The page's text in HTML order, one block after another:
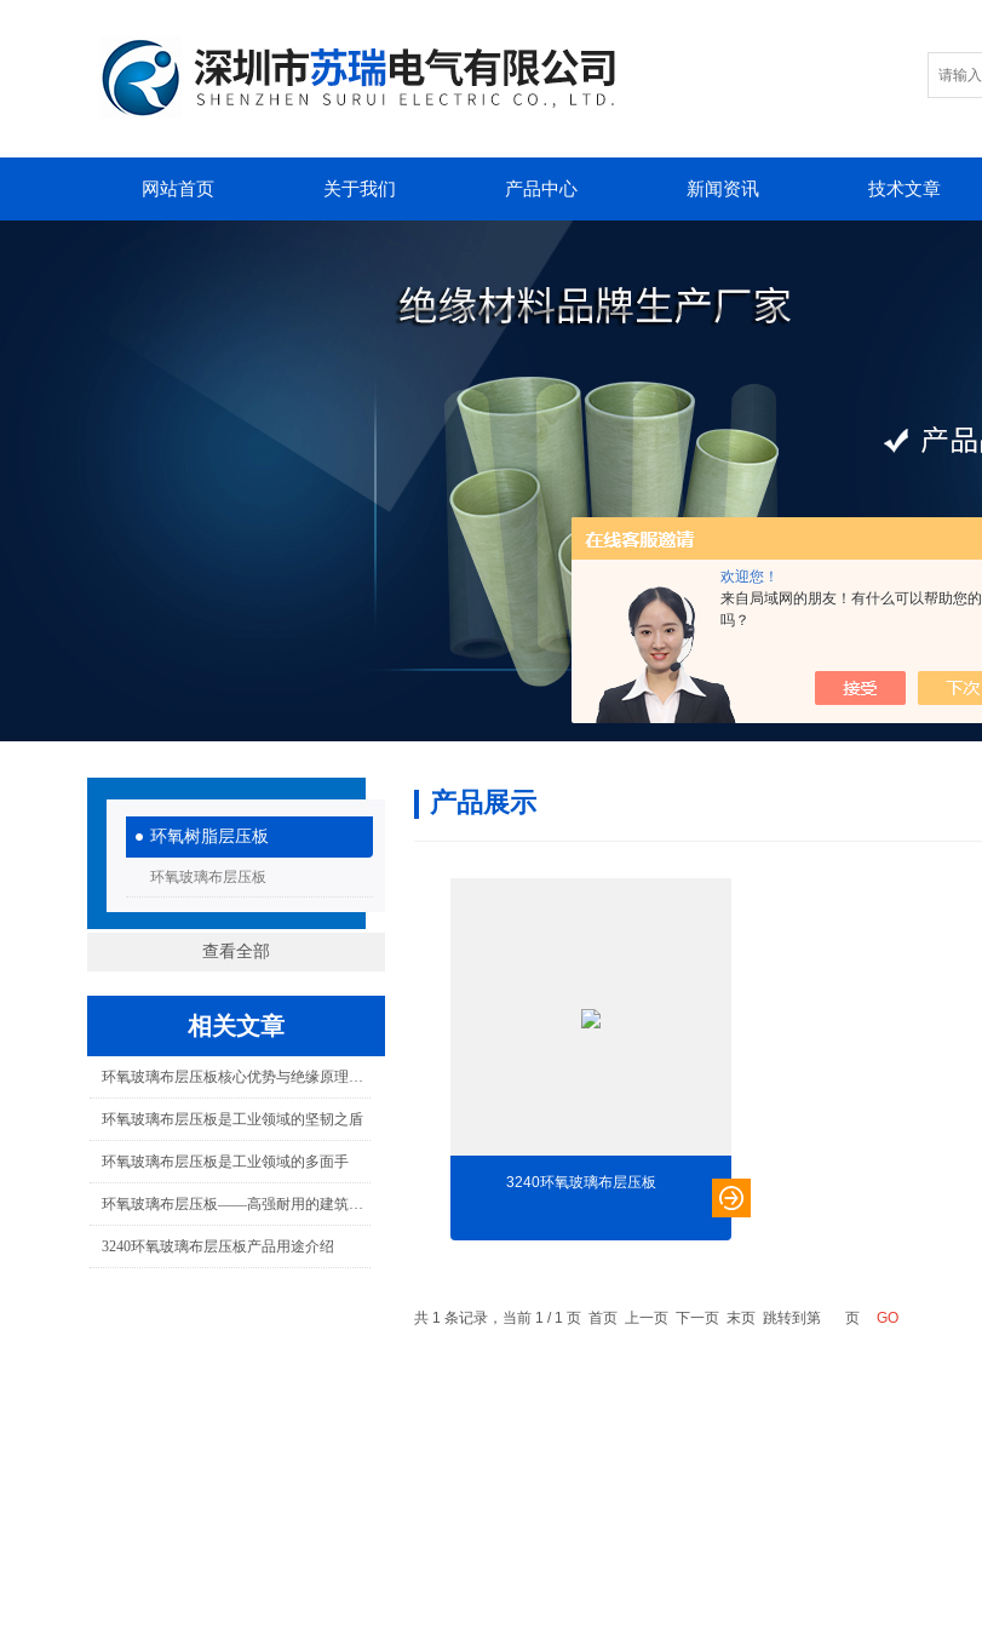
欢迎您！
来自局域网的朋友！有什么可以帮助您的
吗？
网站首页 关于我们 产品中心 新闻资讯 技术文章
环氧树脂层压板
环氧玻璃布层压板
查看全部
相关文章
环氧玻璃布层压板核心优势与绝缘原理解析
环氧玻璃布层压板是工业领域的坚韧之盾
环氧玻璃布层压板是工业领域的多面手
环氧玻璃布层压板——高强耐用的建筑材料
3240环氧玻璃布层压板产品用途介绍
产品展示
3240环氧玻璃布层压板
共 1 条记录，当前 1 / 1 页 首页 上一页 下一页 末页 跳转到第 页